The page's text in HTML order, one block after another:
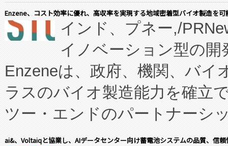
Enzene、コスト効率に優れ、高収率を実現する地域密着型バイオ製造を
インド、プネー,/
イノベーション型の
Enzeneは、政府、機関、バイ
ラスのバイオ製造能力を確立
ツー・エンドのパートナーシ
表しました。 同社の実績ある
ai&、Voltaiqと協業し、AIデータセンター向け蓄電池システムの品質、信